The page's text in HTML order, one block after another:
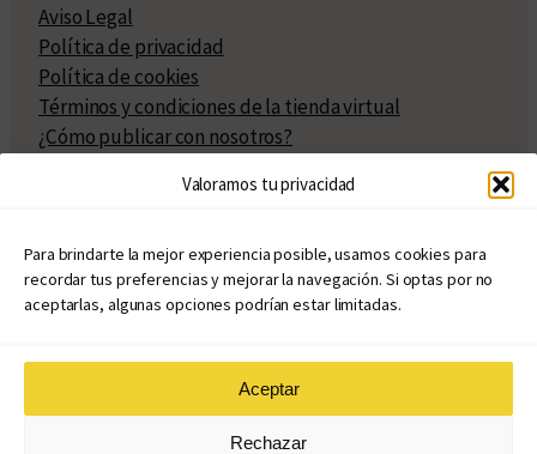
Valoramos tu privacidad
Para brindarte la mejor experiencia posible, usamos cookies para
recordar tus preferencias y mejorar la navegación. Si optas por no
aceptarlas, algunas opciones podrían estar limitadas.
Aceptar
Rechazar
Aviso Legal
Política de privacidad
Política de cookies
Términos y condiciones de la tienda virtual
¿Cómo publicar con nosotros?
Políticas de publicación
Políticas de coedición
Atribuciones